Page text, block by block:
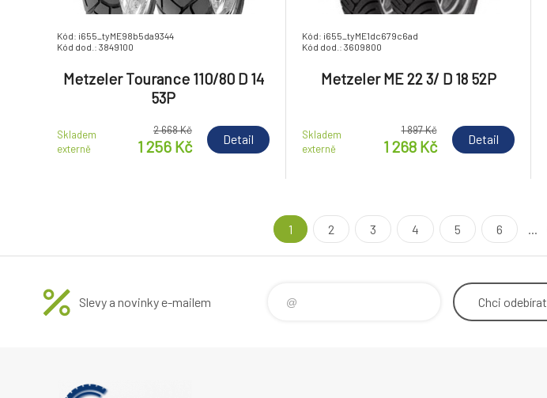
Kód: i655_tyME98b5da9344
Kód dod.: 3849100
Metzeler Tourance 110/80 D 14
53P
Skladem
externě
2 668 Kč
1 256 Kč Detail
Kód: i655_tyME1dc679c6ad
Kód dod.: 3609800
Metzeler ME 22 3/ D 18 52P
Skladem
externě
1 897 Kč
1 268 Kč Detail
1 2 3 4 5 6 ...
Slevy a novinky e-mailem Chci odebírat